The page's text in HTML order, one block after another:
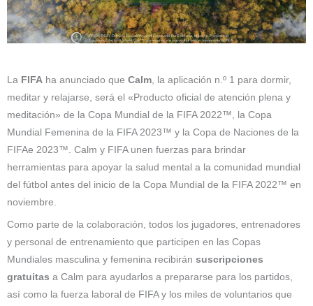
La FIFA ha anunciado que Calm, la aplicación n.º 1 para dormir,
meditar y relajarse, será el «Producto oficial de atención plena y
meditación» de la Copa Mundial de la FIFA 2022™, la Copa
Mundial Femenina de la FIFA 2023™ y la Copa de Naciones de la
FIFAe 2023™. Calm y FIFA unen fuerzas para brindar
herramientas para apoyar la salud mental a la comunidad mundial
del fútbol antes del inicio de la Copa Mundial de la FIFA 2022™ en
noviembre.
Como parte de la colaboración, todos los jugadores, entrenadores
y personal de entrenamiento que participen en las Copas
Mundiales masculina y femenina recibirán suscripciones
gratuitas a Calm para ayudarlos a prepararse para los partidos,
así como la fuerza laboral de FIFA y los miles de voluntarios que